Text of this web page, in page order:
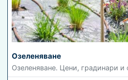
Озеленяване
Озеленяване. Цени, градинари и